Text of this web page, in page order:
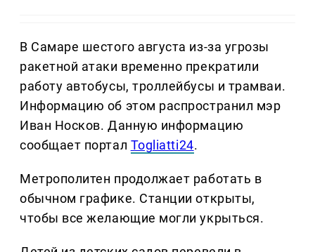
В Самаре шестого августа из-за угрозы
ракетной атаки временно прекратили
работу автобусы, троллейбусы и трамваи.
Информацию об этом распространил мэр
Иван Носков. Данную информацию
сообщает портал Togliatti24.
Метрополитен продолжает работать в
обычном графике. Станции открыты,
чтобы все желающие могли укрыться.